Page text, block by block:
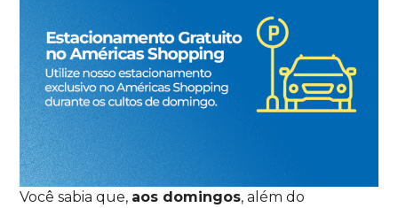
Você sabia que, aos domingos, além do